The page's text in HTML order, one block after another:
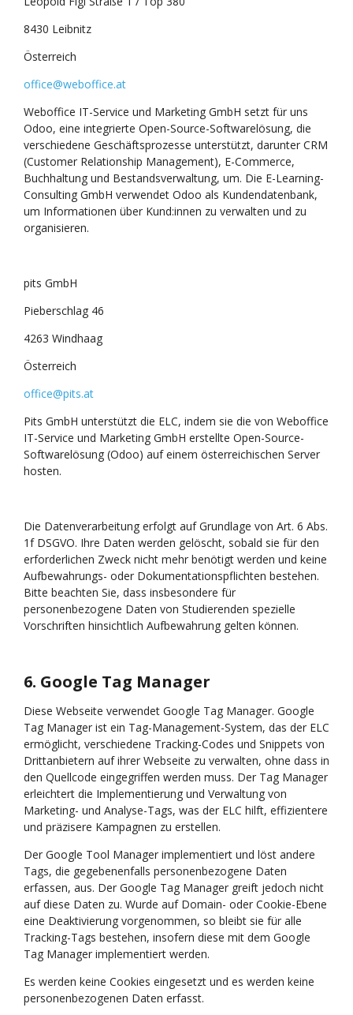
8430 Leibnitz
Österreich
office@weboffice.at
Weboffice IT-Service und Marketing GmbH setzt für uns
Odoo, eine integrierte Open-Source-Softwarelösung, die
verschiedene Geschäftsprozesse unterstützt, darunter CRM
(Customer Relationship Management), E-Commerce,
Buchhaltung und Bestandsverwaltung, um. Die E-Learning-
Consulting GmbH verwendet Odoo als Kundendatenbank,
um Informationen über Kund:innen zu verwalten und zu
organisieren.
pits GmbH
Pieberschlag 46
4263 Windhaag
Österreich
office@pits.at
Pits GmbH unterstützt die ELC, indem sie die von Weboffice
IT-Service und Marketing GmbH erstellte Open-Source-
Softwarelösung (Odoo) auf einem österreichischen Server
hosten.
Die Datenverarbeitung erfolgt auf Grundlage von Art. 6 Abs.
1f DSGVO. Ihre Daten werden gelöscht, sobald sie für den
erforderlichen Zweck nicht mehr benötigt werden und keine
Aufbewahrungs- oder Dokumentationspflichten bestehen.
Bitte beachten Sie, dass insbesondere für
personenbezogene Daten von Studierenden spezielle
Vorschriften hinsichtlich Aufbewahrung gelten können.
6. Google Tag Manager
Diese Webseite verwendet Google Tag Manager. Google
Tag Manager ist ein Tag-Management-System, das der ELC
ermöglicht, verschiedene Tracking-Codes und Snippets von
Drittanbietern auf ihrer Webseite zu verwalten, ohne dass in
den Quellcode eingegriffen werden muss. Der Tag Manager
erleichtert die Implementierung und Verwaltung von
Marketing- und Analyse-Tags, was der ELC hilft, effizientere
und präzisere Kampagnen zu erstellen.
Der Google Tool Manager implementiert und löst andere
Tags, die gegebenenfalls personenbezogene Daten
erfassen, aus. Der Google Tag Manager greift jedoch nicht
auf diese Daten zu. Wurde auf Domain- oder Cookie-Ebene
eine Deaktivierung vorgenommen, so bleibt sie für alle
Tracking-Tags bestehen, insofern diese mit dem Google
Tag Manager implementiert werden.
Es werden keine Cookies eingesetzt und es werden keine
personenbezogenen Daten erfasst.